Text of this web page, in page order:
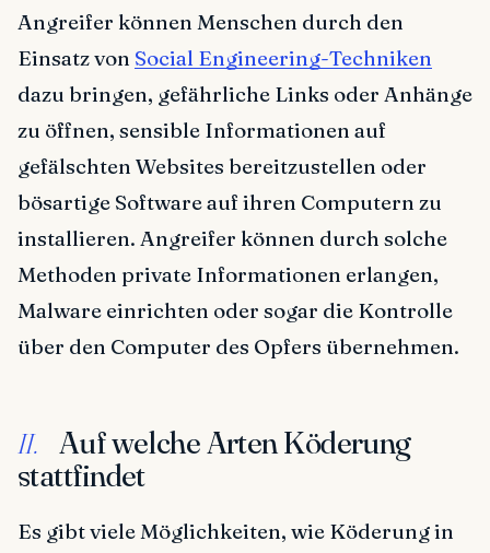
Angreifer können Menschen durch den
Einsatz von Social Engineering-Techniken
dazu bringen, gefährliche Links oder Anhänge
zu öffnen, sensible Informationen auf
gefälschten Websites bereitzustellen oder
bösartige Software auf ihren Computern zu
installieren. Angreifer können durch solche
Methoden private Informationen erlangen,
Malware einrichten oder sogar die Kontrolle
über den Computer des Opfers übernehmen.
II.
Auf welche Arten Köderung
stattfindet
Es gibt viele Möglichkeiten, wie Köderung in